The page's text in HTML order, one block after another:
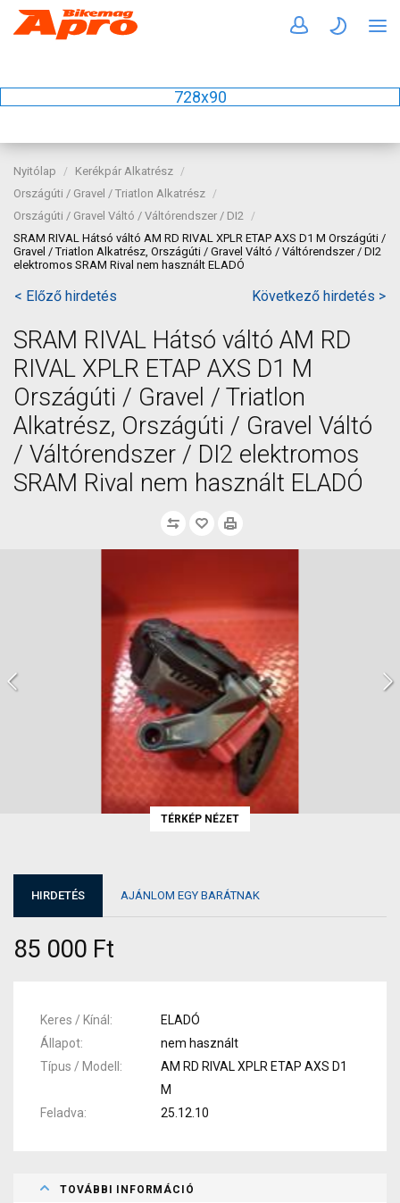
728x90
Nyitólap
Kerékpár Alkatrész
Országúti / Gravel / Triatlon Alkatrész
Országúti / Gravel Váltó / Váltórendszer / DI2
SRAM RIVAL Hátsó váltó AM RD RIVAL XPLR ETAP AXS D1 M Országúti /
Gravel / Triatlon Alkatrész, Országúti / Gravel Váltó / Váltórendszer / DI2
elektromos SRAM Rival nem használt ELADÓ
< Előző hirdetés Következő hirdetés >
SRAM RIVAL Hátsó váltó AM RD
RIVAL XPLR ETAP AXS D1 M
Országúti / Gravel / Triatlon
Alkatrész, Országúti / Gravel Váltó
/ Váltórendszer / DI2 elektromos
SRAM Rival nem használt ELADÓ
TÉRKÉP NÉZET
HIRDETÉS AJÁNLOM EGY BARÁTNAK
85 000 Ft
Keres / Kínál
ELADÓ
Állapot
nem használt
Típus / Modell
AM RD RIVAL XPLR ETAP AXS D1
M
Feladva
25.12.10
TOVÁBBI INFORMÁCIÓ